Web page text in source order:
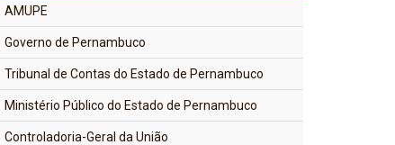
AMUPE
Governo de Pernambuco
Tribunal de Contas do Estado de Pernambuco
Ministério Público do Estado de Pernambuco
Controladoria-Geral da União